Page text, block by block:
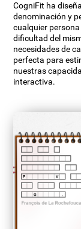
CogniFit ha
denominación y
cualquier
dificultad del
necesidades de
perfecta para
nuestras
interactiva.